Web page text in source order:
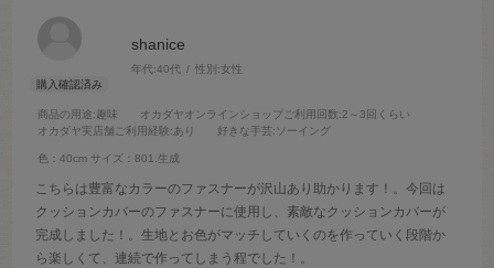
shanice
年代:40代 性別:女性
商品の用途:趣味 オカダヤオンラインショップご利用回数:2～3回くらい
オカダヤ実店舗ご利用経験:あり 好きな手芸:ソーイング
色：40cm サイズ：801.生成
こちらは豊富なカラーのファスナーが沢山あり助かります！。今回は
クッションカバーのファスナーに使用し、素敵なクッションカバーが
完成しました！。生地とお色がマッチしていくのを作っていく段階か
ら楽しくて、連続で作ってしまう程でした！。